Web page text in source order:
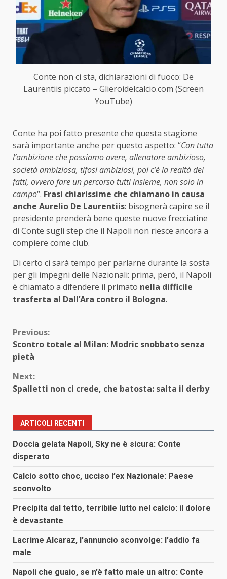
Conte non ci sta, dichiarazioni di fuoco: De
Laurentiis piccato – Glieroidelcalcio.com (Screen
YouTube)
Conte ha poi fatto presente che questa stagione
sarà importante anche per questo aspetto: “Con tutta
l’ambizione che possiamo avere, allenatore ambizioso,
società ambiziosa, tifosi ambiziosi, poi c’è la realtà dei
fatti, ovvero fare un percorso tutti insieme, non solo in
campo“. Frasi chiarissime che chiamano in causa
anche Aurelio De Laurentiis: bisognerà capire se il
presidente prenderà bene queste nuove frecciatine
di Conte sugli step che il Napoli non riesce ancora a
compiere come club.
Di certo ci sarà tempo per parlarne durante la sosta
per gli impegni delle Nazionali: prima, però, il Napoli
è chiamato a difendere il primato nella difficile
trasferta al Dall’Ara contro il Bologna.
Continue
Reading
Previous:
Scontro totale al Milan: Modric snobbato senza
pietà
Next:
Spalletti non ci crede, che batosta: salta il derby
ARTICOLI RECENTI
Doccia gelata Napoli, Sky ne è sicura: Conte
disperato
Calcio sotto choc, ucciso l’ex Nazionale: Paese
sconvolto
Precipita dal tetto, terribile lutto nel calcio: il dolore
è devastante
Lacrime Alcaraz, l’annuncio sconvolge: l’addio fa
male
Napoli che guaio, se n’è fatto male un altro: Conte